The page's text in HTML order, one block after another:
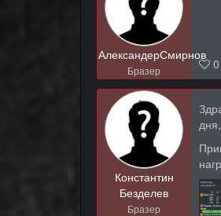
АлександерСмирнов
Бразер 0
Константин
Безделев
Бразер